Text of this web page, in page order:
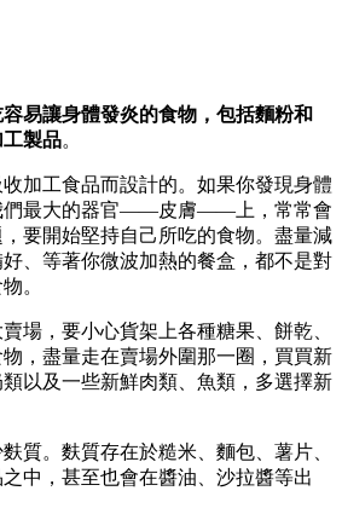
易讓身體發炎的食物，包括麵粉和
製品。
加工食品而設計的。如果你發現身體
們最大的器官——皮膚——上，常常會
要開始堅持自己所吃的食物。盡量減
、等著你微波加熱的餐盒，都不是對
。
場，要小心貨架上各種糖果、餅乾、
，盡量走在賣場外圍那一圈，買買新
以及一些新鮮肉類、魚類，多選擇新
質。麩質存在於糙米、麵包、薯片、
中，甚至也會在醬油、沙拉醬等出